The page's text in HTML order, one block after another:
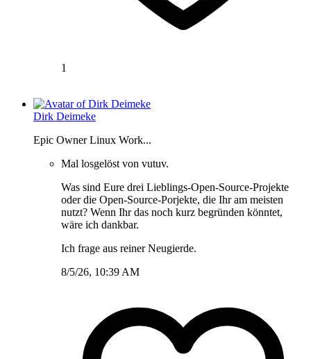
1
Dirk Deimeke
Epic Owner Linux Work...
Mal losgelöst von vutuv.
Was sind Eure drei Lieblings-Open-Source-Projekte
oder die Open-Source-Porjekte, die Ihr am meisten
nutzt? Wenn Ihr das noch kurz begründen könntet,
wäre ich dankbar.
Ich frage aus reiner Neugierde.
8/5/26, 10:39 AM